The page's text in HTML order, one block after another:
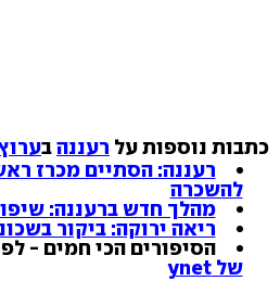
כתבות נוספות על רעננהב
רעננה: הסתיים מכרז
להשכרה
מהלך חדש ברעננה:
ריאה ירוקה: ביקור
הסיפורים הכי חמים -
של ynet